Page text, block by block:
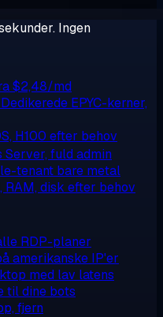
Ingen
$2,48/md
Dedikerede EPYC-kerner,
H100 efter behov
Server, fuld admin
tenant bare metal
RAM, disk efter behov
RDP-planer
amerikanske IP'er
med lav latens
til dine bots
fjern